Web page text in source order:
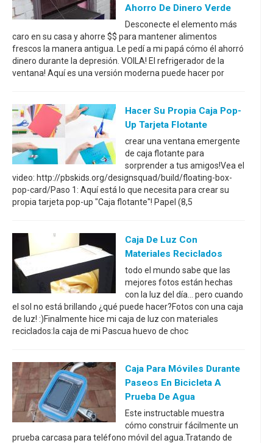
Ahorro De Dinero Verde
Desconecte el elemento más
caro en su casa y ahorre $$ para mantener alimentos
frescos la manera antigua. Le pedí a mi papá cómo él ahorró
dinero durante la depresión. VOILA! El refrigerador de la
ventana! Aquí es una versión moderna puede hacer por
Hacer Su Propia Caja Pop-
Up Tarjeta Flotante
crear una ventana emergente
de caja flotante para
sorprender a tus amigos!Vea el
video: http://pbskids.org/designsquad/build/floating-box-
pop-card/Paso 1: Aquí está lo que necesita para crear su
propia tarjeta pop-up "Caja flotante"! Papel (8,5
Caja De Luz Con
Materiales Reciclados
todo el mundo sabe que las
mejores fotos están hechas
con la luz del día... pero cuando
el sol no está brillando ¿qué puede hacer?Fotos con una caja
de luz! :)Finalmente hice mi caja de luz con materiales
reciclados:la caja de mi Pascua huevo de choc
Caja Para Móviles Durante
Paseos En Bicicleta A
Prueba De Agua
Este instructable muestra
cómo construir fácilmente un
prueba carcasa para teléfono móvil del agua.Tratando de